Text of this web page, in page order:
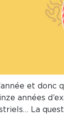
et donc
années
La